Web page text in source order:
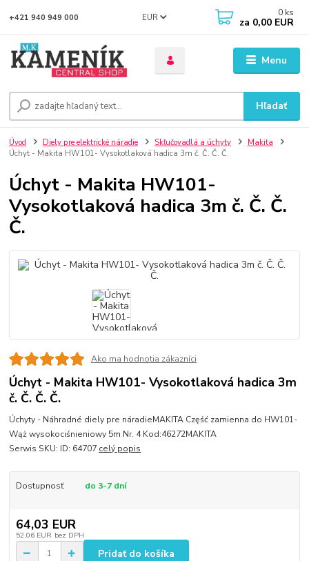
Menu
EUR
Hľadať
+421 940 949 000 0 ks
za 0,00 EUR
Úvod Diely pre elektrické náradie Skľučovadlá a úchyty
Makita
Úchyt - Makita HW101- Vysokotlaková hadica 3m č. Č. Č. Č.
Úchyt - Makita HW101-
Vysokotlaková hadica 3m č. Č. Č.
Č.
Ako ma hodnotia zákazníci
Úchyt - Makita HW101- Vysokotlaková hadica 3m
č. Č. Č. Č.
Úchyty - Náhradné diely pre náradieMAKITA Część zamienna do HW101-
Wąż wysokociśnieniowy 5m Nr. 4 Kod:46272MAKITA
Serwis SKU: ID: 64707 celý popis
Dostupnosť do 3-7 dní
64,03 EUR
52,06 EUR bez DPH
Pridať do košíka